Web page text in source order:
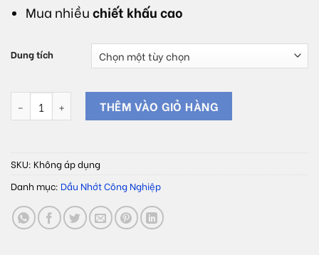
Mua nhiềuchiết khấu cao
Dung tích
Dầu cắt gọt kim loại màu không pha nước FULLY SYNTHETIC CU
THÊM VÀO GIỎ HÀNG
SKU: Không áp dụng
Danh mục: Dầu Nhớt Công Nghiệp